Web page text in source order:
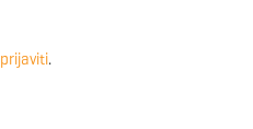
prijaviti.